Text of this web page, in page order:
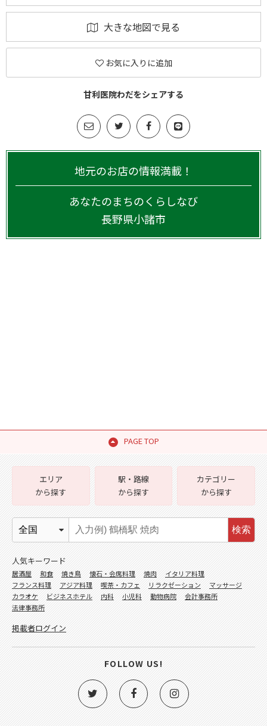
大きな地図で見る
お気に入りに追加
甘利医院わだをシェアする
地元のお店の情報満載！
あなたのまちのくらしなび
長野県小諸市
PAGE TOP
エリア
から探す
駅・路線
から探す
カテゴリー
から探す
検索
人気キーワード
居酒屋 和食 焼き鳥 懐石・会席料理 焼肉
イタリア料理
フランス料理
アジア料理 喫茶・カフェ リラクゼーション
マッサージ
カラオケ
ビジネスホテル 内科 小児科 動物病院
会計事務所
法律事務所
掲載者ログイン
FOLLOW US!